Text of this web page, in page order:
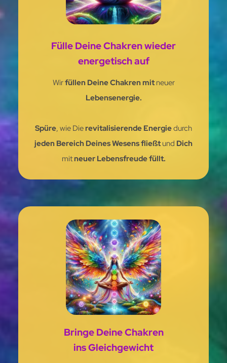
Fülle Deine Chakren wieder
energetisch auf
Wirfüllen Deine Chakren mitneuer
Lebensenergie.
Spüre, wie Dierevitalisierende Energiedurch
jeden Bereich Deines Wesensfließtund Dich
mitneuer Lebensfreude füllt.
Bringe Deine Chakren
ins Gleichgewicht